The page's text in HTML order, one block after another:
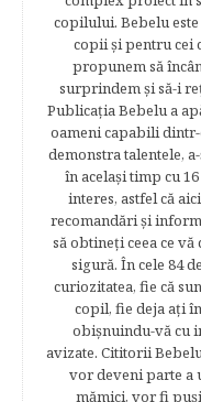
copilului. Bebelu
copii şi pentru cei
propunem să
surprindem şi să-i
Publicația Bebelu a
oameni capabili
demonstra talentele,
în acelaşi timp cu
interes, astfel că
recomandări şi
să obtineţi ceea ce
sigură. În cele 84
curiozitatea, fie că
copil, fie deja aţi
obişnuindu-vă cu
avizate. Cititorii
vor deveni parte a
mămici, vor fi